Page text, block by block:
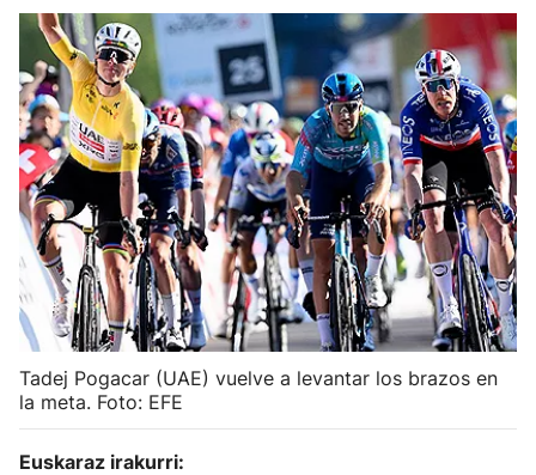
Herri-kirolak
Balonmano
Kirolak 360
Atletismo
Carreras de montaña
Más deportes
"Helmuga"
Tadej Pogacar (UAE) vuelve a levantar los brazos en
la meta. Foto: EFE
Euskaraz irakurri: